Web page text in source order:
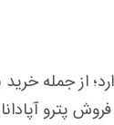
از
پترو